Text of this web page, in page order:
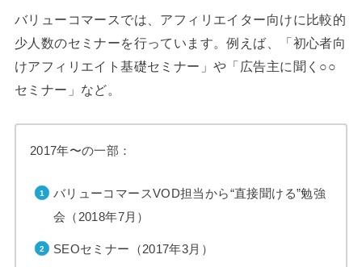
バリューコマースでは、アフィリエイター向けに比較的
少人数のセミナーを行っています。例えば、「初心者向
けアフィリエイト基礎セミナー」や「広告主に聞く○○
セミナー」など。
2017年〜の一部：
バリューコマースVOD担当から“直接聞ける”勉強
会（2018年7月）
SEOセミナー（2017年3月）